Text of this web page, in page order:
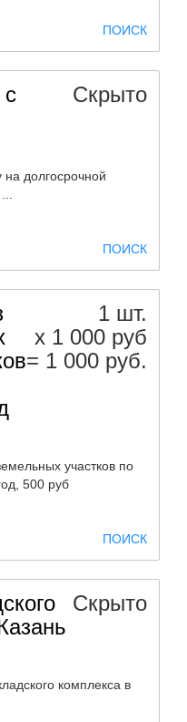
ПОИСК
Скрыто
на долгосрочной
ПОИСК
1 шт.
х 1 000 руб
= 1 000 руб.
участков по
500 руб
ПОИСК
Скрыто
комплекса в